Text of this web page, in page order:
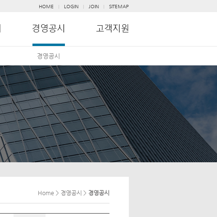
HOME LOGIN JOIN SITEMAP
경영공시
Home > 경영공시 > 경영공시